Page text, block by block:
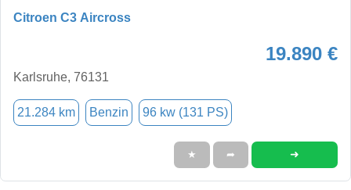
Citroen C3 Aircross
19.890 €
Karlsruhe, 76131
21.284 km Benzin 96 kw (131 PS)
★ ➦ ➜